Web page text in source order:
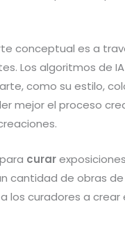
conceptual es a
Los algoritmos de
como su estilo,
mejor el proceso
curar
cantidad de obras
los curadores a crear